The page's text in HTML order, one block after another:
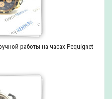
работы на часах Pequignet